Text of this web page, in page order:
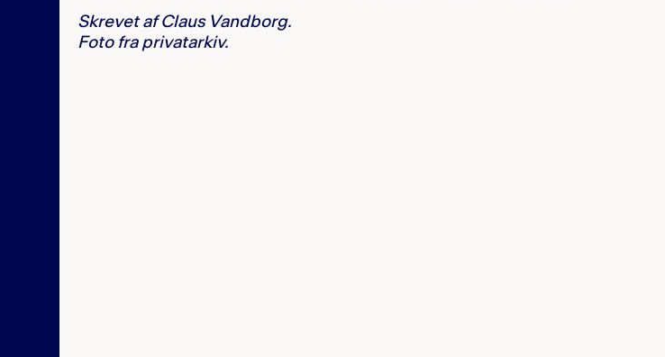
Skrevet af Claus Vandborg.
Foto fra privatarkiv.